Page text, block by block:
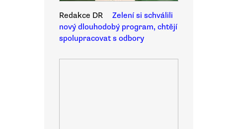
Redakce DR
Zelení si schválili
nový dlouhodobý program, chtějí
spolupracovat s odbory